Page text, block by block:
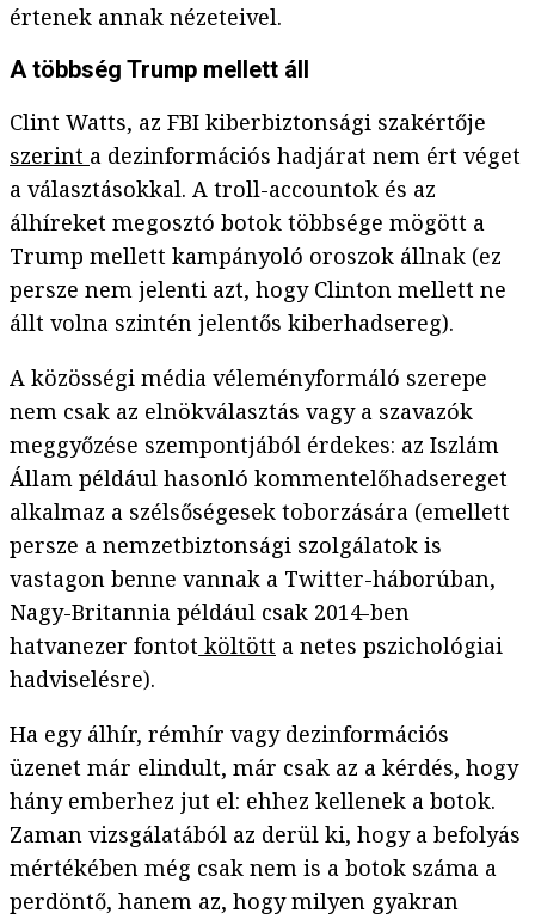
értenek annak nézeteivel.
A többség Trump mellett áll
Clint Watts, az FBI kiberbiztonsági szakértője
szerint a dezinformációs hadjárat nem ért véget
a választásokkal. A troll-accountok és az
álhíreket megosztó botok többsége mögött a
Trump mellett kampányoló oroszok állnak (ez
persze nem jelenti azt, hogy Clinton mellett ne
állt volna szintén jelentős kiberhadsereg).
A közösségi média véleményformáló szerepe
nem csak az elnökválasztás vagy a szavazók
meggyőzése szempontjából érdekes: az Iszlám
Állam például hasonló kommentelőhadsereget
alkalmaz a szélsőségesek toborzására (emellett
persze a nemzetbiztonsági szolgálatok is
vastagon benne vannak a Twitter-háborúban,
Nagy-Britannia például csak 2014-ben
hatvanezer fontot költött a netes pszichológiai
hadviselésre).
Ha egy álhír, rémhír vagy dezinformációs
üzenet már elindult, már csak az a kérdés, hogy
hány emberhez jut el: ehhez kellenek a botok.
Zaman vizsgálatából az derül ki, hogy a befolyás
mértékében még csak nem is a botok száma a
perdöntő, hanem az, hogy milyen gyakran